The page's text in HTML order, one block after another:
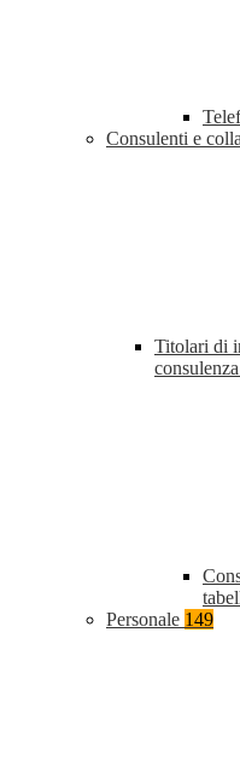
Consulenti e
Titolari di
consulenza
Personale 149